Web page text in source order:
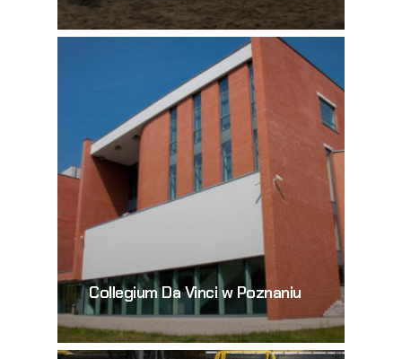
Collegium Da Vinci w Poznaniu